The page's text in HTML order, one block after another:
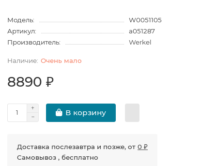
Модель:
W0051105
Артикул:
a051287
Производитель:
Werkel
Очень мало
8890 ₽
В корзину
Доставка послезавтра и позже, от 0 ₽
Самовывоз , бесплатно